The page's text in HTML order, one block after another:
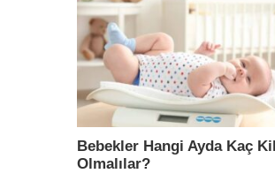
Bebekler Hangi Ayda Kaç
Olmalılar?